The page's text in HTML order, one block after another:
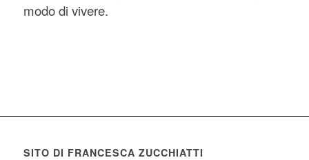
modo di vivere.
SITO DI FRANCESCA ZUCCHIATTI